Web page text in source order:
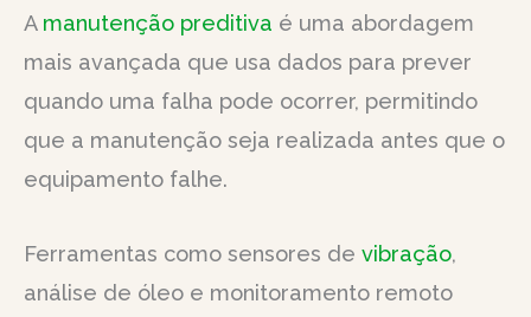
A manutenção preditiva é uma abordagem
mais avançada que usa dados para prever
quando uma falha pode ocorrer, permitindo
que a manutenção seja realizada antes que o
equipamento falhe.
Ferramentas como sensores de vibração,
análise de óleo e monitoramento remoto